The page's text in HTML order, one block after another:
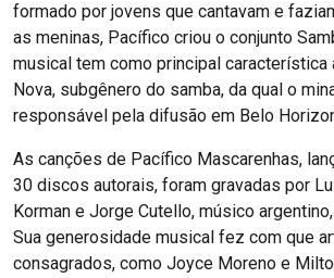
formado por jovens que cantavam e
as meninas, Pacífico criou o conjunto
musical tem como principal característica
Nova, subgênero do samba, da qual o
responsável pela difusão em Belo
As canções de Pacífico Mascarenhas,
30 discos autorais, foram gravadas por
Korman e Jorge Cutello, músico
Sua generosidade musical fez com que
consagrados, como Joyce Moreno e